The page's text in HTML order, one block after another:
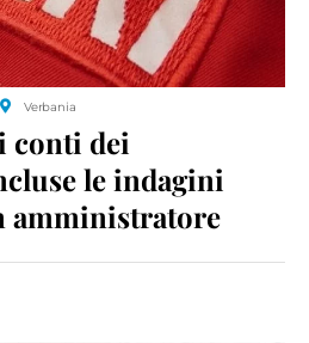
Verbania
conti dei
le indagini
amministratore